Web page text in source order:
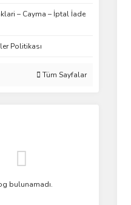
– Cayma – İptal İade
Politikası
Tüm Sayfalar
bulunamadı.